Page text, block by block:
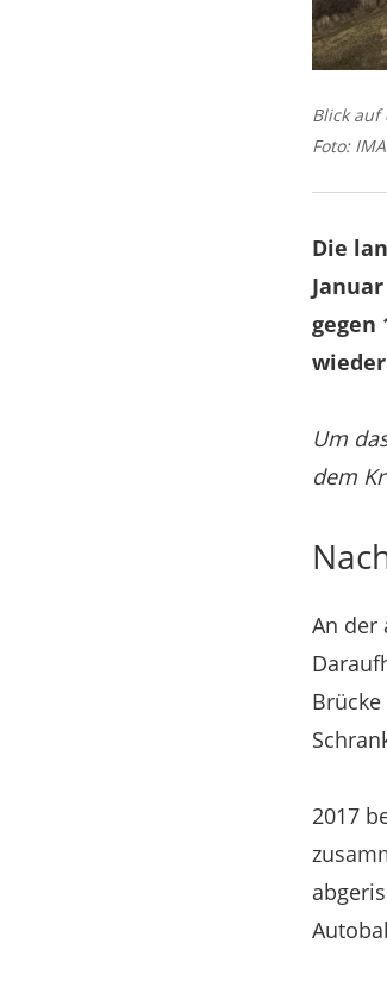
Blick auf
Foto:
Die
gegen
Um
dem
An der
2017